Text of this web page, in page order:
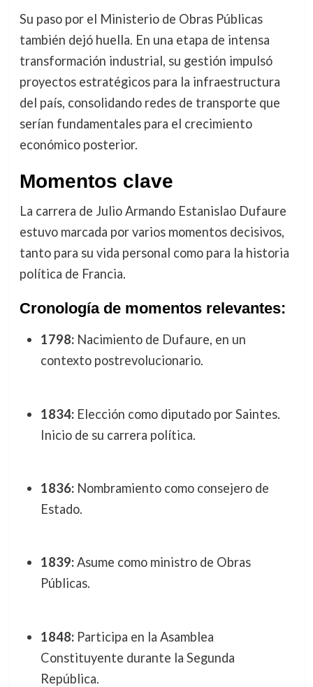
Su paso por el Ministerio de Obras Públicas
también dejó huella. En una etapa de intensa
transformación industrial, su gestión impulsó
proyectos estratégicos para la infraestructura
del país, consolidando redes de transporte que
serían fundamentales para el crecimiento
económico posterior.
Momentos clave
La carrera de Julio Armando Estanislao Dufaure
estuvo marcada por varios momentos decisivos,
tanto para su vida personal como para la historia
política de Francia.
Cronología de momentos relevantes:
1798:Nacimiento de Dufaure, en un
contexto postrevolucionario.
1834:Elección como diputado por Saintes.
Inicio de su carrera política.
1836:Nombramiento como consejero de
Estado.
1839:Asume como ministro de Obras
Públicas.
1848:Participa en la Asamblea
Constituyente durante la Segunda
República.